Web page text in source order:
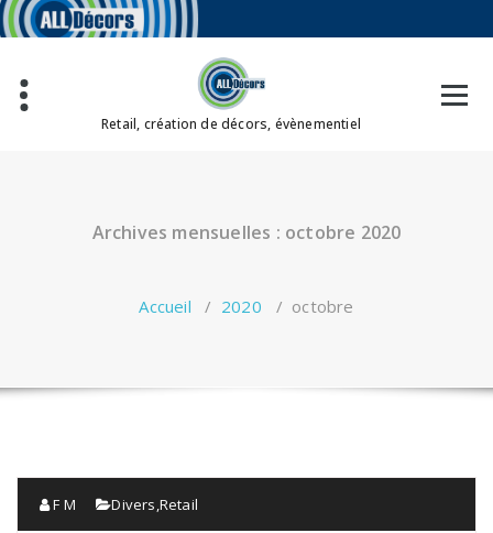
Aller
au
Retail, création de décors, évènementiel
Archives mensuelles : octobre 2020
Accueil / 2020 / octobre
F M Divers,Retail